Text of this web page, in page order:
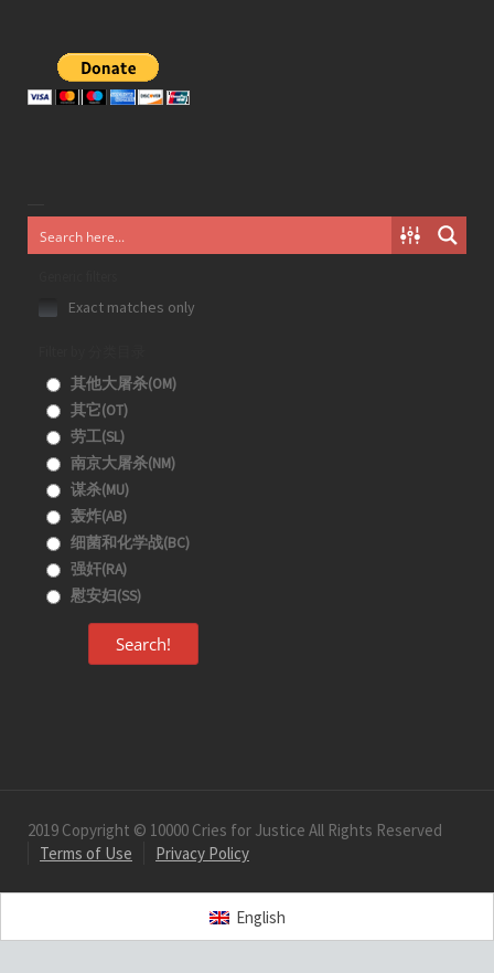
Exact matches only
其他大屠杀(OM)
其它(OT)
劳工(SL)
南京大屠杀(NM)
谋杀(MU)
轰炸(AB)
细菌和化学战(BC)
强奸(RA)
慰安妇(SS)
Search!
2019 Copyright © 10000 Cries for Justice All Rights Reserved
Terms of Use
Privacy Policy
English